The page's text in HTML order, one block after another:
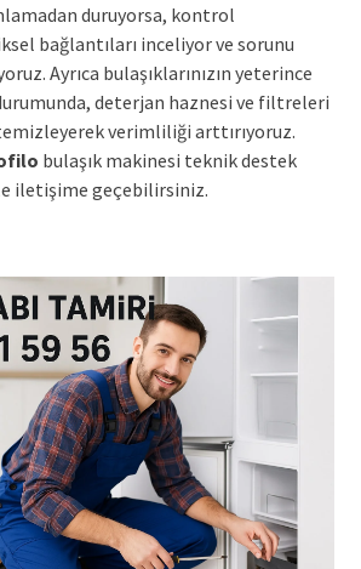
duruyorsa, kontrol
bağlantıları inceliyor ve sorunu
Ayrıca bulaşıklarınızın yeterince
deterjan haznesi ve filtreleri
verimliliği arttırıyoruz.
bulaşık makinesi teknik destek
iletişime geçebilirsiniz.